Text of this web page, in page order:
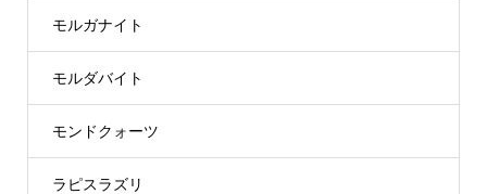
モルガナイト
モルダバイト
モンドクォーツ
ラピスラズリ